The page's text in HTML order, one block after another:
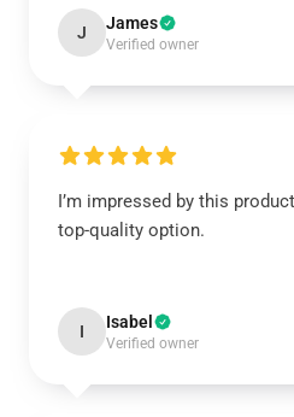
J James
Verified owner
I’m impressed by this
top-quality option.
I Isabel
Verified owner